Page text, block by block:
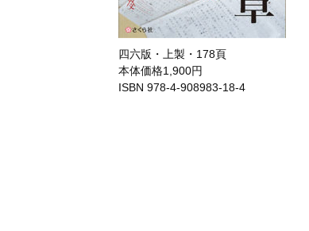
四六版・上製・178頁
本体価格1,900円
ISBN 978-4-908983-18-4